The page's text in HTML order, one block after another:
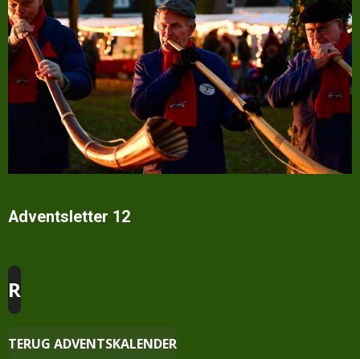
Adventsletter 12
R
TERUG ADVENTSKALENDER